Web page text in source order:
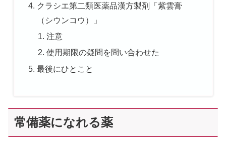
クラシエ第二類医薬品漢方製剤「紫雲膏
（シウンコウ）」
注意
使用期限の疑問を問い合わせた
最後にひとこと
常備薬になれる薬